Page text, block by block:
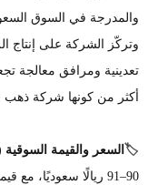
وتركّز الشركة على إنتاج
تعدينية ومرافق معالجة
أكثر من كونها شركة ذهب
🏷️ السعر والقيمة السوقية
90–91 ريالًا سعوديًا، مع قيمة سوقية تدور حول 8.1 مليار ريال تقريبًا.